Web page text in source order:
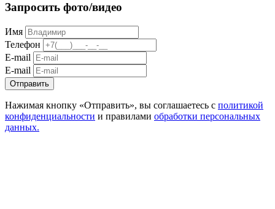
Запросить фото/видео
Имя
Телефон
E-mail
E-mail
Отправить
Нажимая кнопку «Отправить», вы соглашаетесь с политикой
конфиденциальности и правилами обработки персональных
данных.